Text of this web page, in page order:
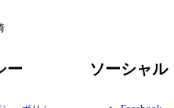
ー ソーシャル